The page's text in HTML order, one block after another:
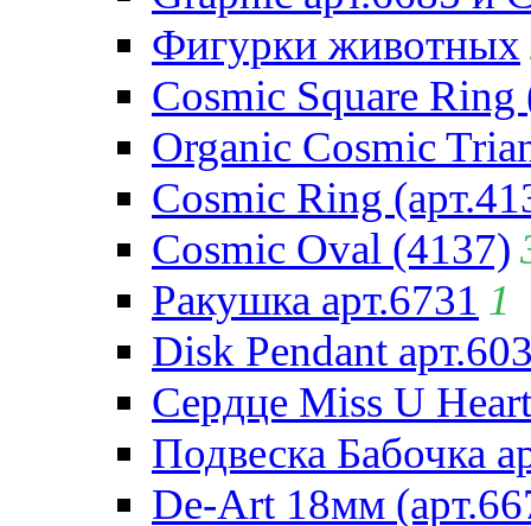
Фигурки животных
Cosmic Square Ring
Organic Cosmic
Cosmic Ring
Cosmic Oval (4137)
Ракушка арт.6731 1
Disk Pendant
Сердце Miss U
Подвеска Бабочка
De-Art 18мм